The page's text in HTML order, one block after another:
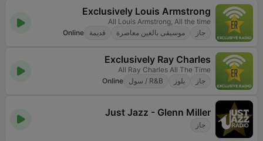
Exclusively Louis Armstrong
All Louis Armstrong, All the time
جاز
موسيقى بالغين معاصرة قديمة Online
Exclusively Ray Charles
All Ray Charles All The Time
جاز
بلوز R&B / سول Online
Just Jazz - Glenn Miller
جاز